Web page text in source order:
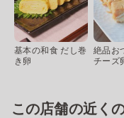
基本の和食 だし巻
き卵
絶品お
チーズ
この店舗の近く